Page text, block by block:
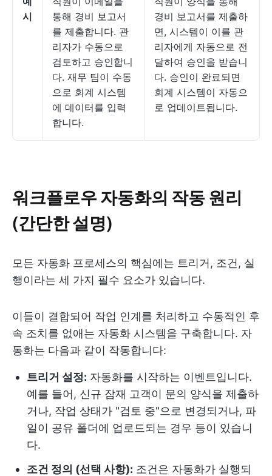
시
통해 경비 보고서
를 제출합니다. 관
리자가 수동으로
검토하고 승인합니
다. 재무 팀이 수동
으로 회계 시스템
에 데이터를 입력
합니다.
경비 보고서를 제출하
면, 시스템이 이를 관
리자에게 자동으로 전
달하여 승인을 받습니
다. 승인이 완료되면
회계 시스템이 자동으
로 업데이트됩니다.
워크플로우 자동화의 작동 원리
(간단한 설명)
모든 자동화 프로세스의 핵심에는 트리거, 조건, 실
행이라는 세 가지 필수 요소가 있습니다.
이들이 결합되어 작업 인계를 처리하고 수동적인 후
속 조치를 없애는 자동화 시스템을 구축합니다. 자
동화는 다음과 같이 작동합니다:
트리거 설정: 자동화를 시작하는 이벤트입니다.
예를 들어, 신규 잠재 고객이 문의 양식을 제출하
거나, 작업 상태가 "검토 중"으로 변경되거나, 파
일이 공유 폴더에 업로드되는 경우 등이 있습니
다.
조건 정의 (선택 사항): 조건은 자동화가 실행되